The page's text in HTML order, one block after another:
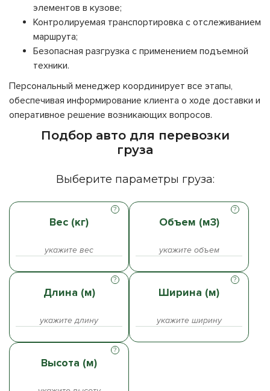
элементов в кузове;
Контролируемая транспортировка с отслеживанием
маршрута;
Безопасная разгрузка с применением подъемной
техники.
Персональный менеджер координирует все этапы,
обеспечивая информирование клиента о ходе доставки и
оперативное решение возникающих вопросов.
Подбор авто для перевозки
груза
Выберите параметры груза:
Вес (кг) Объем (м3)
Длина (м) Ширина (м)
Высота (м)